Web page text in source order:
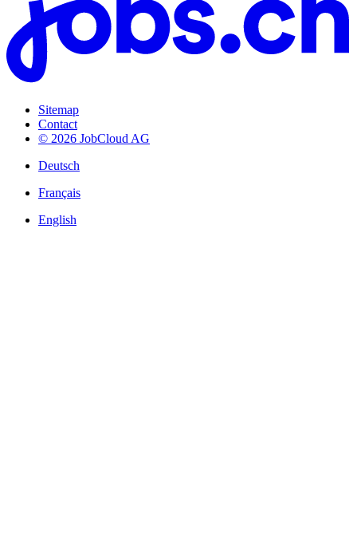
Sitemap
Contact
© 2026 JobCloud AG
Deutsch
Français
English